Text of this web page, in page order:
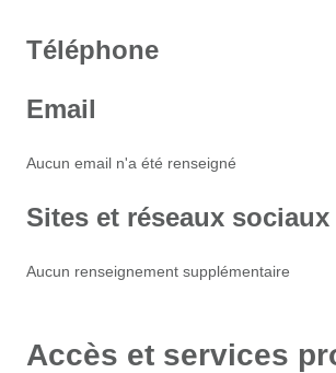
Téléphone
Email
Aucun email n'a été renseigné
Sites et réseaux sociaux
Aucun renseignement supplémentaire
Accès et services